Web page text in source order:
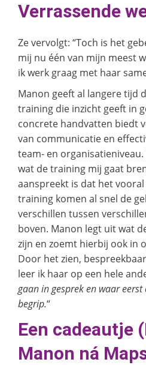
Verrassende
Ze vervolgt: “Toch is het
mij nu één van mijn meest
ik werk graag met haar
Manon geeft al langere tijd
training die inzicht geeft in
concrete handvatten biedt
van communicatie en
team- en
wat de training mij gaat
aanspreekt is dat het vooral
training komen al snel de
verschillen tussen
boven. Manon legt uit wat
zijn en zoemt hierbij ook in
Door het zien,
leer ik haar op een hele
gaan in gesprek en waar
begrip.“
Een cadeautje
Manon ná